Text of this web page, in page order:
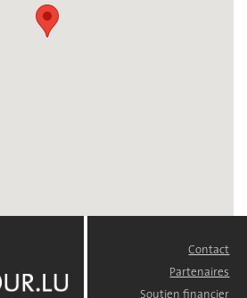
Contact
Partenaires
Soutien financier